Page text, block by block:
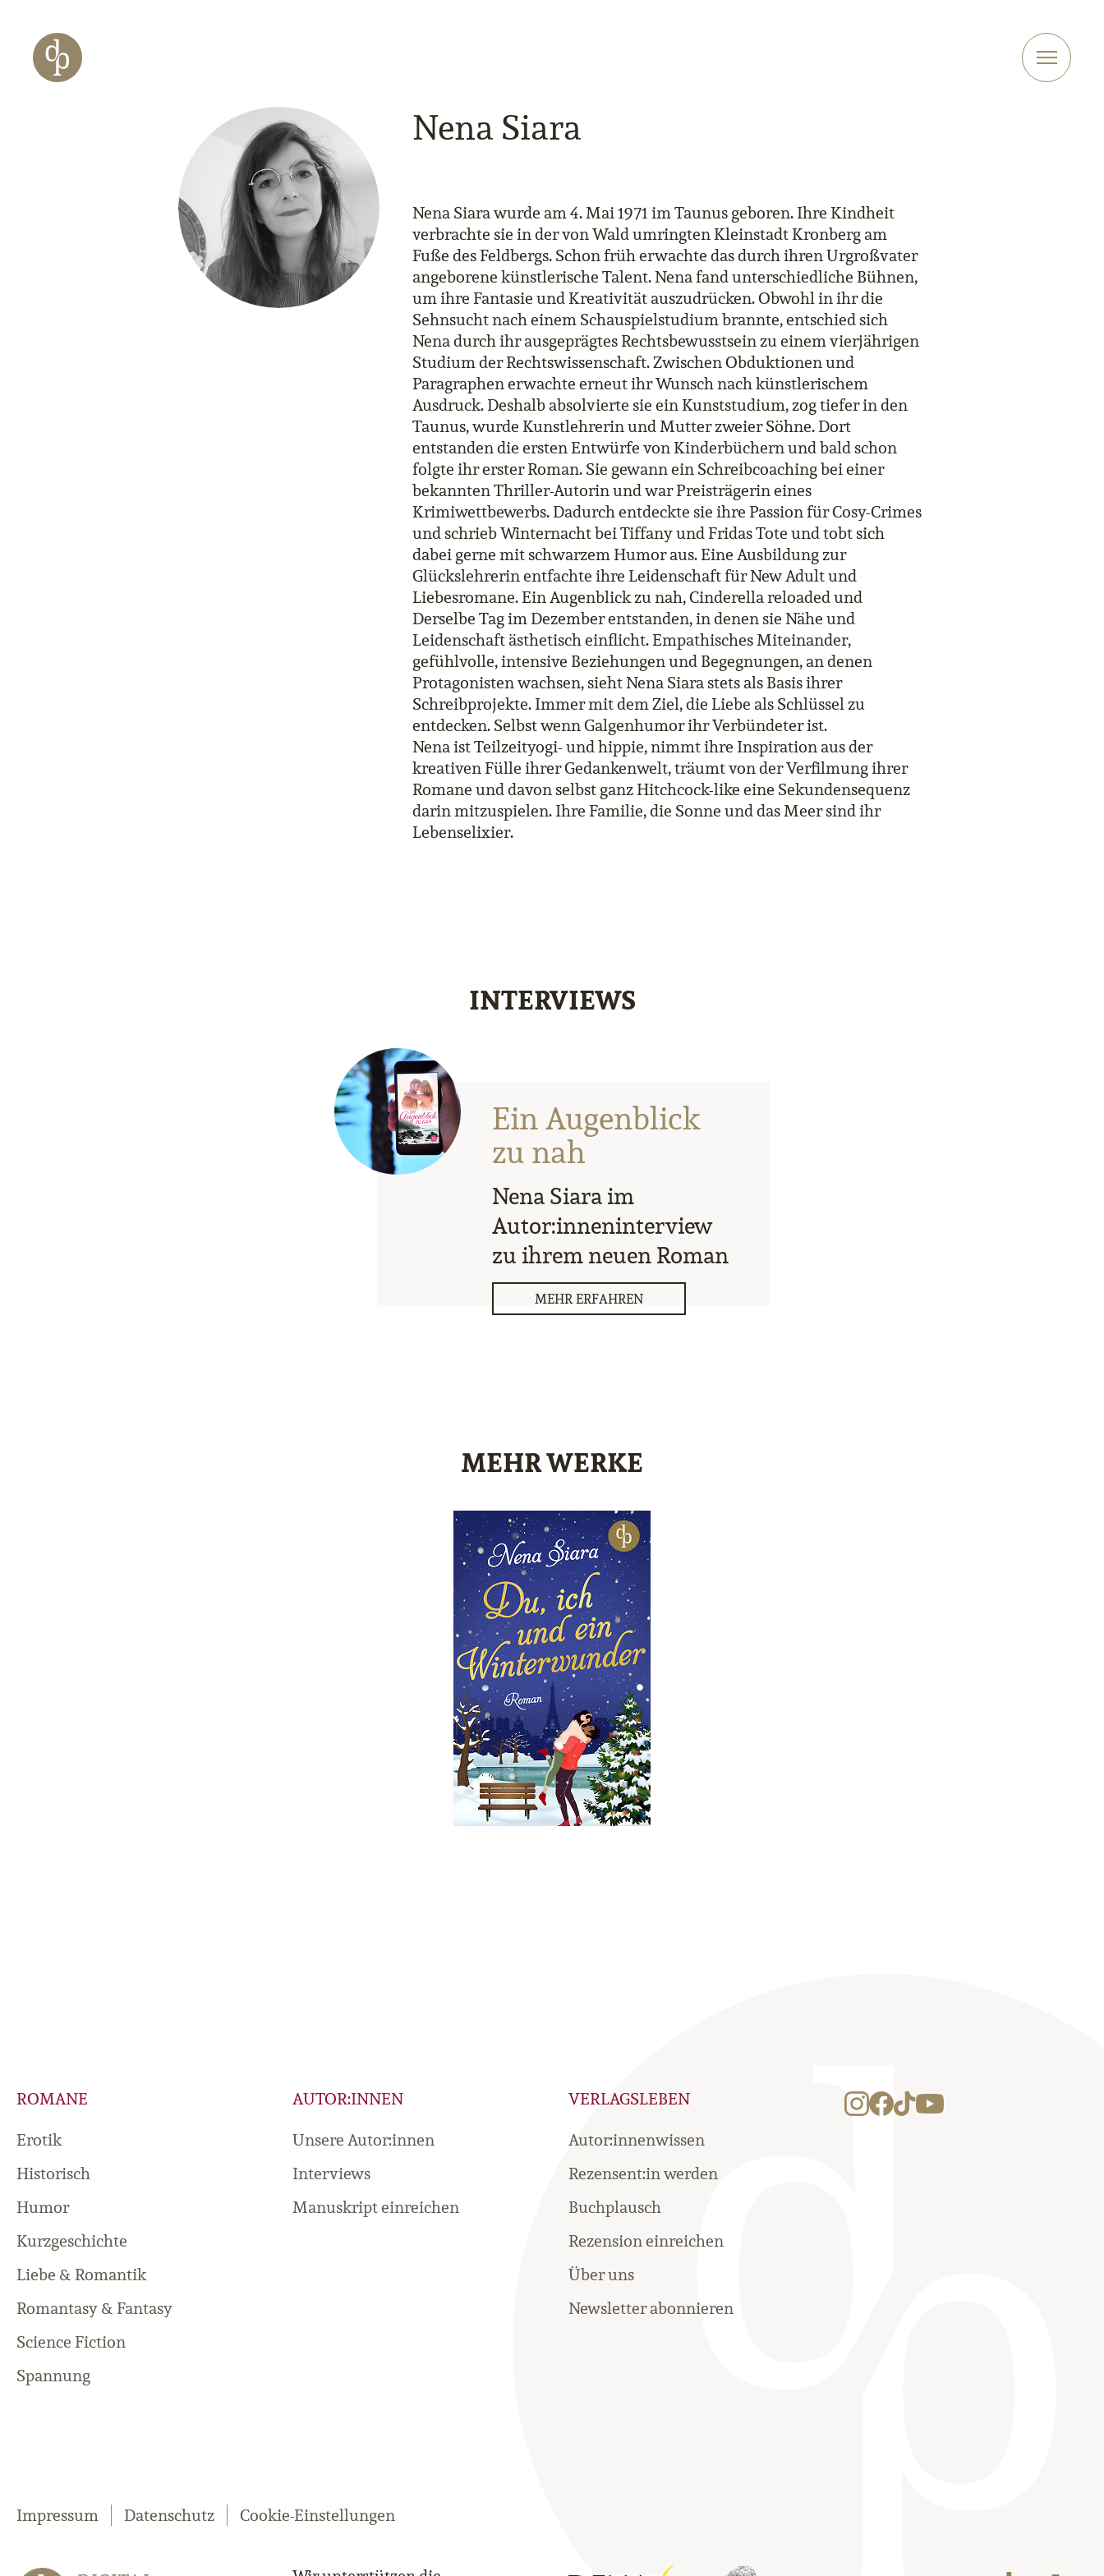
Zur Navigation springen
Zur Website-Suche springen
Nena Siara
Nena Siara wurde am 4. Mai 1971 im Taunus geboren. Ihre Kindheit
verbrachte sie in der von Wald umringten Kleinstadt Kronberg am
Fuße des Feldbergs. Schon früh erwachte das durch ihren Urgroßvater
angeborene künstlerische Talent. Nena fand unterschiedliche Bühnen,
um ihre Fantasie und Kreativität auszudrücken. Obwohl in ihr die
Sehnsucht nach einem Schauspielstudium brannte, entschied sich
Nena durch ihr ausgeprägtes Rechtsbewusstsein zu einem vierjährigen
Studium der Rechtswissenschaft. Zwischen Obduktionen und
Paragraphen erwachte erneut ihr Wunsch nach künstlerischem
Ausdruck. Deshalb absolvierte sie ein Kunststudium, zog tiefer in den
Taunus, wurde Kunstlehrerin und Mutter zweier Söhne. Dort
entstanden die ersten Entwürfe von Kinderbüchern und bald schon
folgte ihr erster Roman. Sie gewann ein Schreibcoaching bei einer
bekannten Thriller-Autorin und war Preisträgerin eines
Krimiwettbewerbs. Dadurch entdeckte sie ihre Passion für Cosy-Crimes
und schrieb Winternacht bei Tiffany und Fridas Tote und tobt sich
dabei gerne mit schwarzem Humor aus. Eine Ausbildung zur
Glückslehrerin entfachte ihre Leidenschaft für New Adult und
Liebesromane. Ein Augenblick zu nah, Cinderella reloaded und
Derselbe Tag im Dezember entstanden, in denen sie Nähe und
Leidenschaft ästhetisch einflicht. Empathisches Miteinander,
gefühlvolle, intensive Beziehungen und Begegnungen, an denen
Protagonisten wachsen, sieht Nena Siara stets als Basis ihrer
Schreibprojekte. Immer mit dem Ziel, die Liebe als Schlüssel zu
entdecken. Selbst wenn Galgenhumor ihr Verbündeter ist.
Nena ist Teilzeityogi- und hippie, nimmt ihre Inspiration aus der
kreativen Fülle ihrer Gedankenwelt, träumt von der Verfilmung ihrer
Romane und davon selbst ganz Hitchcock-like eine Sekundensequenz
darin mitzuspielen. Ihre Familie, die Sonne und das Meer sind ihr
Lebenselixier.
INTERVIEWS
Ein Augenblick
zu nah
Nena Siara im
Autor:inneninterview
zu ihrem neuen Roman
MEHR ERFAHREN
MEHR WERKE
ROMANE
Erotik
Historisch
Humor
Kurzgeschichte
Liebe & Romantik
Romantasy & Fantasy
Science Fiction
Spannung
AUTOR:INNEN
Unsere Autor:innen
Interviews
Manuskript einreichen
VERLAGSLEBEN
Autor:innenwissen
Rezensent:in werden
Buchplausch
Rezension einreichen
Über uns
Newsletter abonnieren
Impressum Datenschutz Cookie-Einstellungen